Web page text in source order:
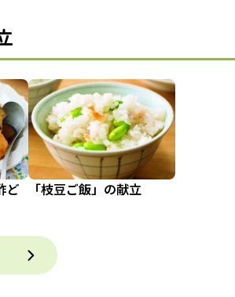
ど
「枝豆ご飯」の献立